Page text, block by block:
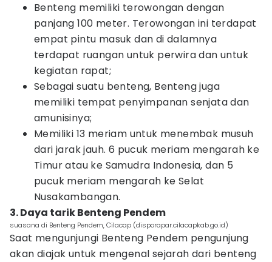
Benteng memiliki terowongan dengan
panjang 100 meter. Terowongan ini terdapat
empat pintu masuk dan di dalamnya
terdapat ruangan untuk perwira dan untuk
kegiatan rapat;
Sebagai suatu benteng, Benteng juga
memiliki tempat penyimpanan senjata dan
amunisinya;
Memiliki 13 meriam untuk menembak musuh
dari jarak jauh. 6 pucuk meriam mengarah ke
Timur atau ke Samudra Indonesia, dan 5
pucuk meriam mengarah ke Selat
Nusakambangan.
3. Daya tarik Benteng Pendem
suasana di Benteng Pendem, Cilacap (disporapar.cilacapkab.go.id)
Saat mengunjungi Benteng Pendem pengunjung
akan diajak untuk mengenal sejarah dari benteng